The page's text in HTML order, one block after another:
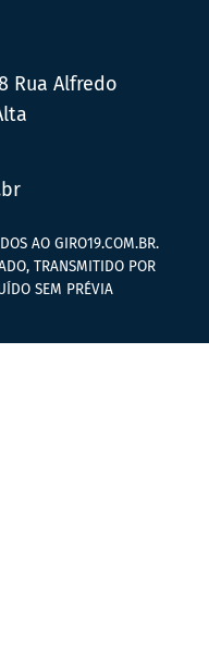
Rua Alfredo
AO GIRO19.COM.BR.
TRANSMITIDO POR
SEM PRÉVIA